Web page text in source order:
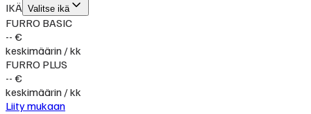
IKÄ Valitse ikä
FURRO BASIC
-- €
keskimäärin / kk
FURRO PLUS
-- €
keskimäärin / kk
Liity mukaan